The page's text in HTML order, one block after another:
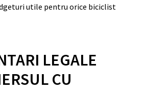
utile pentru orice biciclist
LEGALE
CU